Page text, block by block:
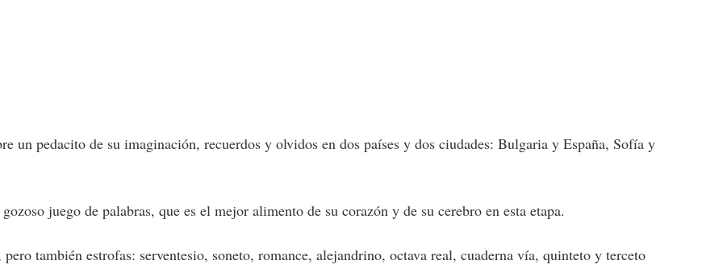
un pedacito de su imaginación, recuerdos y olvidos en dos países y dos ciudades: Bulgaria y España, Sofía y
juego de palabras, que es el mejor alimento de su corazón y de su cerebro en esta etapa.
también estrofas: serventesio, soneto, romance, alejandrino, octava real, cuaderna vía, quinteto y terceto